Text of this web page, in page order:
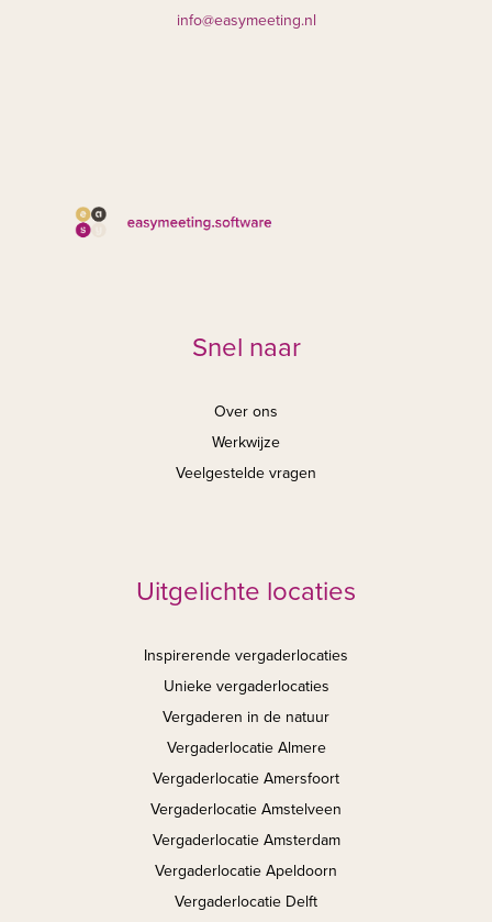
info@easymeeting.nl
Snel naar
Over ons
Werkwijze
Veelgestelde vragen
Uitgelichte locaties
Inspirerende vergaderlocaties
Unieke vergaderlocaties
Vergaderen in de natuur
Vergaderlocatie Almere
Vergaderlocatie Amersfoort
Vergaderlocatie Amstelveen
Vergaderlocatie Amsterdam
Vergaderlocatie Apeldoorn
Vergaderlocatie Delft